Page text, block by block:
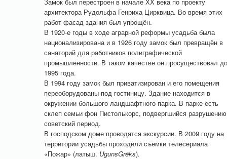
архитектора Рудольфа Генриха Цирквица. Во время этих
работ фасад здания был упрощён.
В 1920-е годы в ходе аграрной реформы усадьба была
национализирована и в 1926 году замок был превращён в
санаторий для работников полиграфической
промышленности. В таком качестве он просуществовал до
1995 года.
В 1994 году замок был приватизирован и его помещения
переоборудованы под гостиницу. Здание находится в
окружении большого ландшафтного парка. В парке есть
склеп семьи фон Пистолькорс, подвергшийся
советский период.
В господском доме проводятся экскурсии. В 2009 году на
территории усадьбы проходили съёмки телесериала
«Пожар» (латыш. UgunsGrēks).